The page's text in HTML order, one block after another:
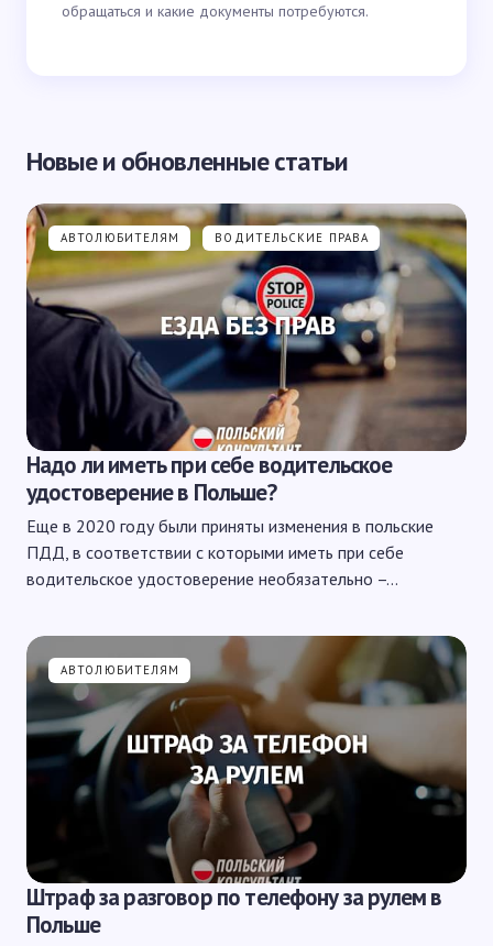
обращаться и какие документы потребуются.
Новые и обновленные статьи
АВТОЛЮБИТЕЛЯМ ВОДИТЕЛЬСКИЕ ПРАВА
Надо ли иметь при себе водительское
удостоверение в Польше?
Еще в 2020 году были приняты изменения в польские
ПДД, в соответствии с которыми иметь при себе
водительское удостоверение необязательно –…
АВТОЛЮБИТЕЛЯМ
Штраф за разговор по телефону за рулем в
Польше